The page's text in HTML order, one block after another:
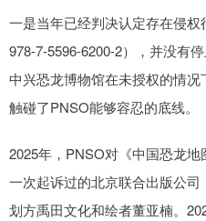
一是当年已经判决认定存在侵
978-7-5596-6200-2），并没有
中兴恐龙博物馆在未授权的情
触碰了PNSO能够容忍的底线。
2025年，PNSO对《中国恐龙
一次起诉过的北京联合出版公
划方禹田文化和绘者董亚楠。